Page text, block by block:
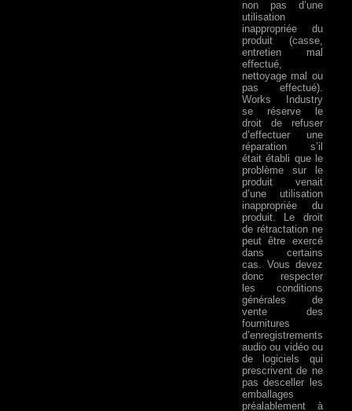
non pas d’une
utilisation
inappropriée du
produit (casse,
entretien mal
effectué,
nettoyage mal ou
pas effectué).
Works Industry
se réserve le
droit de refuser
d’effectuer une
réparation s’il
était établi que le
problème sur le
produit venait
d’une utilisation
inappropriée du
produit. Le droit
de rétractation ne
peut être exercé
dans certains
cas. Vous devez
donc respecter
les conditions
générales de
vente des
fournitures
d’enregistrements
audio ou vidéo ou
de logiciels qui
prescrivent de ne
pas desceller les
emballages
préalablement à